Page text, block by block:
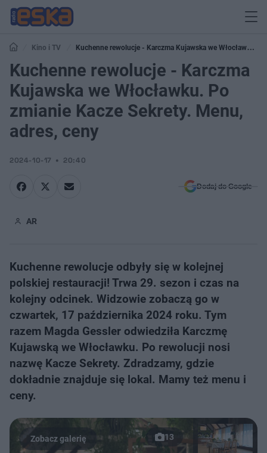
Kino i TV
Kuchenne rewolucje - Karczma Kujawska we Włocławku.
Po zmianie Kacze Sekrety. Menu, adres, ceny
Kuchenne rewolucje - Karczma
Kujawska we Włocławku. Po
zmianie Kacze Sekrety. Menu,
adres, ceny
2024-10-17 20:40
Dodaj do Google
AR
Kuchenne rewolucje odbyły się w kolejnej
polskiej restauracji! Trwa 29. sezon i czas na
kolejny odcinek. Widzowie zobaczą go w
czwartek, 17 października 2024 roku. Tym
razem Magda Gessler odwiedziła Karczmę
Kujawską we Włocławku. Po rewolucji nosi
nazwę Kacze Sekrety. Zdradzamy, gdzie
dokładnie znajduje się lokal. Mamy też menu i
ceny.
13